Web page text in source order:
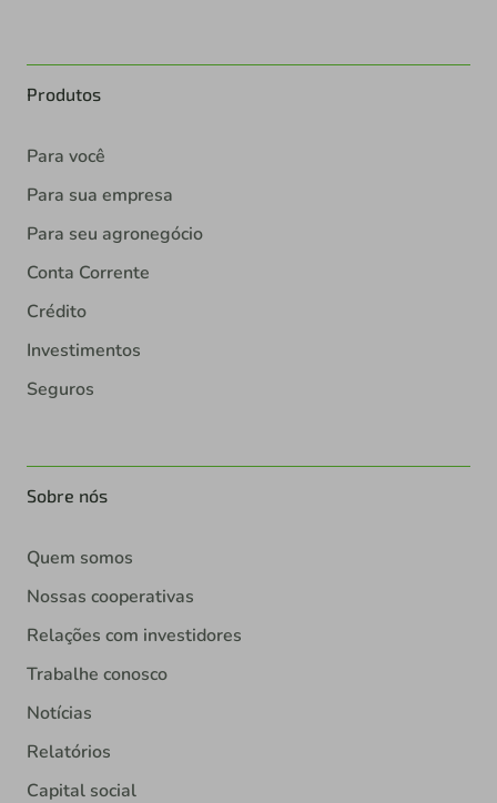
Produtos
Para você
Para sua empresa
Para seu agronegócio
Conta Corrente
Crédito
Investimentos
Seguros
Sobre nós
Quem somos
Nossas cooperativas
Relações com investidores
Trabalhe conosco
Notícias
Relatórios
Capital social